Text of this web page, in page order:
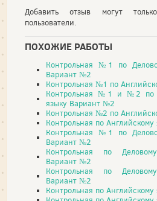
Добавить отзыв могут только
пользователи.
ПОХОЖИЕ РАБОТЫ
Контрольная №1 по
Вариант №2
Контрольная №1 по
Контрольная №1 и №2 по
языку Вариант №2
Контрольная №2 по
Контрольная по
Контрольная №1 по
Вариант №2
Контрольная по
Вариант №2
Контрольная по
Вариант №2
Контрольная по